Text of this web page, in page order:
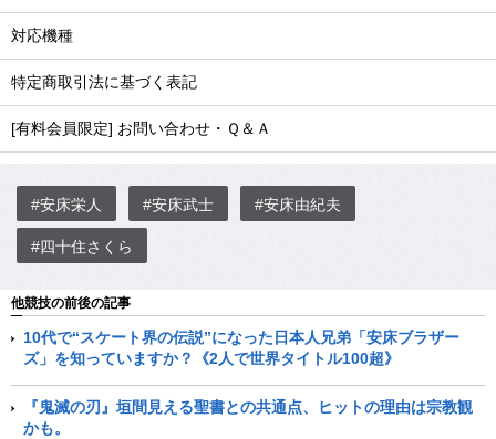
対応機種
特定商取引法に基づく表記
[有料会員限定] お問い合わせ・Ｑ＆Ａ
#安床栄人 #安床武士 #安床由紀夫
#四十住さくら
他競技の前後の記事
10代で“スケート界の伝説”になった日本人兄弟「安床ブラザー
ズ」を知っていますか？《2人で世界タイトル100超》
『鬼滅の刃』垣間見える聖書との共通点、ヒットの理由は宗教観
かも。